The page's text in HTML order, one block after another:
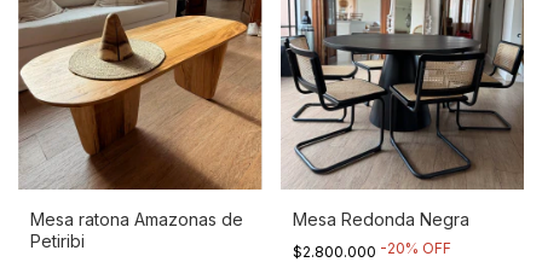
Mesa ratona Amazonas de
Petiribi
Mesa Redonda Negra
$2.800.000 -20% OFF